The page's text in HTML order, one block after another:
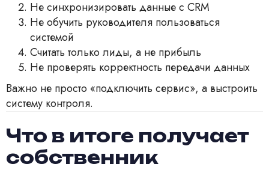
Не синхронизировать данные с CRM
Не обучить руководителя пользоваться
системой
Считать только лиды, а не прибыль
Не проверять корректность передачи данных
Важно не просто «подключить сервис», а выстроить
систему контроля.
Что в итоге получает
собственник